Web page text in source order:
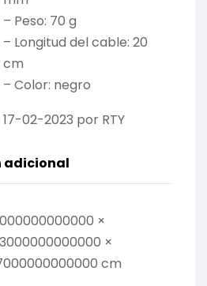
– Peso: 70 g
– Longitud del cable: 20
cm
– Color: negro
17-02-2023 por RTY
adicional
×
×
cm